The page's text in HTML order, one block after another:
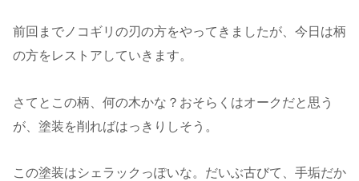
前回までノコギリの刃の方をやってきましたが、今日は柄
の方をレストアしていきます。
さてとこの柄、何の木かな？おそらくはオークだと思う
が、塗装を削ればはっきりしそう。
この塗装はシェラックっぽいな。だいぶ古びて、手垢だか